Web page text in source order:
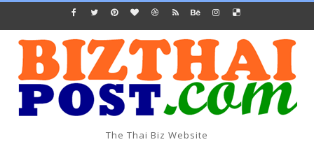
The Thai Biz Website